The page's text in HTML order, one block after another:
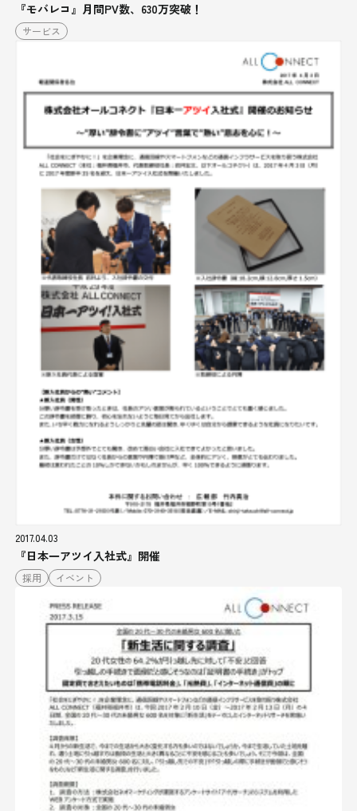
『モバレコ』月間PV数、630万突破！
サービス
2017.04.03
『日本一アツイ入社式』開催
採用 イベント